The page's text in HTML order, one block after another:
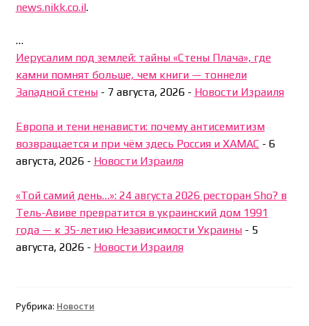
news.nikk.co.il.
…
Иерусалим под землей: тайны «Стены Плача», где
камни помнят больше, чем книги — тоннели
Западной стены- 7 августа, 2026- Новости Израиля
Европа и тени ненависти: почему антисемитизм
возвращается и при чём здесь Россия и ХАМАС - 6
августа, 2026- Новости Израиля
«Той самий день…»: 24 августа 2026 ресторан Sho? в
Тель-Авиве превратится в украинский дом 1991
года — к 35-летию Независимости Украины- 5
августа, 2026- Новости Израиля
Рубрика: Новости